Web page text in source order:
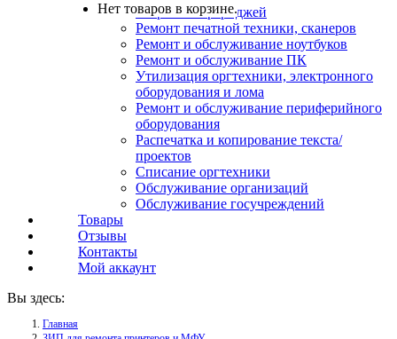
Нет товаров в корзине.
Заправка картриджей
Ремонт печатной техники, сканеров
Ремонт и обслуживание ноутбуков
Ремонт и обслуживание ПК
Утилизация оргтехники, электронного
оборудования и лома
Ремонт и обслуживание периферийного
оборудования
Распечатка и копирование текста/
проектов
Списание оргтехники
Обслуживание организаций
Обслуживание госучреждений
Товары
Отзывы
Контакты
Мой аккаунт
Вы здесь:
Главная